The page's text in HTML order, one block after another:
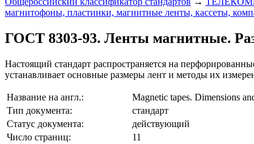
магнитофоны, пластинки, магнитные ленты, кассеты,
ГОСТ 8303-93. Ленты магнитные.
Настоящий стандарт распространяется на
устанавливает основные размеры лент и методы их
Название на англ.:
Magnetic tapes. Dimensions
Тип документа:
стандарт
Статус документа:
действующий
Число страниц:
11